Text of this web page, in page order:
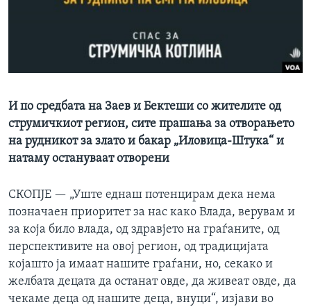
И по средбата на Заев и Бектеши со жителите од
струмичкиот регион, сите прашања за отворањето
на рудникот за злато и бакар „Иловица-Штука“ и
натаму остануваат отворени
СКОПЈЕ — „Уште еднаш потенцирам дека нема
позначаен приоритет за нас како Влада, верувам и
за која било влада, од здравјето на граѓаните, од
перспективите на овој регион, од традицијата
којашто ја имаат нашите граѓани, но, секако и
желбата децата да останат овде, да живеат овде, да
чекаме деца од нашите деца, внуци“, изјави во